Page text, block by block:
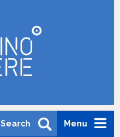
Menu
Search